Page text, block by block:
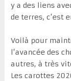
y a des liens
de terres,
Voilà pour
l’avancée des
autres, à très
Les carottes